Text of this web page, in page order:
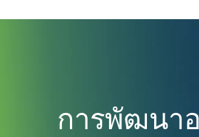
การพัฒนา